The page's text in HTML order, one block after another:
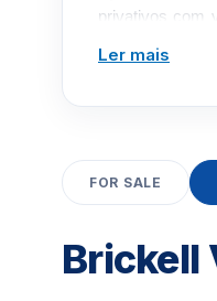
privativos com
completo a um
horas no
Com um lobby
centro de
Biscayne,
Ler mais
FOR SALE
Brickell